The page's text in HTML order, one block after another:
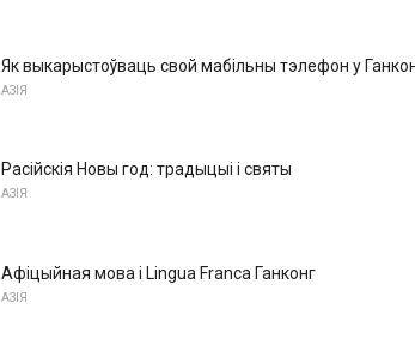
Як выкарыстоўваць свой мабільны тэлефон у
АЗІЯ
Расійскія Новы год: традыцыі і святы
АЗІЯ
Афіцыйная мова і Lingua Franca Ганконг
АЗІЯ